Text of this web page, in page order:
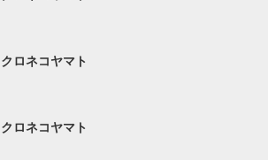
クロネコヤマト
クロネコヤマト